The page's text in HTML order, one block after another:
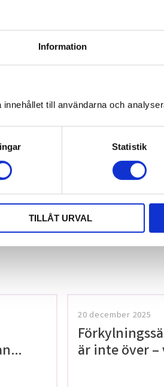
Information
till användarna och
Statistik
TILLÅT URVAL
Omdömen
20 december 2025
är inte över –